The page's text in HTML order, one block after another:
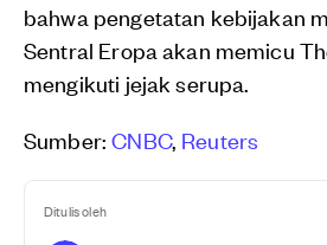
bahwa pengetatan kebijakan
Sentral Eropa akan memicu
mengikuti jejak serupa.
Sumber:CNBC, Reuters
Ditulis oleh